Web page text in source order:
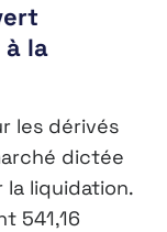
la
les dérivés
dictée
la liquidation.
541,16